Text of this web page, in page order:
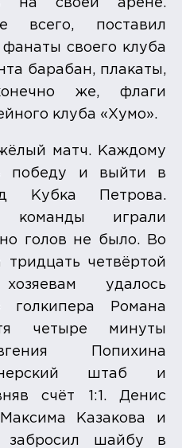
на своей арене.
всего, поставил
своего клуба
барабан, плакаты,
же, флаги
клуба «Хумо».
матч. Каждому
победу и выйти в
Кубка Петрова.
команды играли
голов не было. Во
четвёртой
удалось
голкипера Романа
четыре минуты
Попихина
штаб и
счёт 1:1. Денис
Казакова и
забросил шайбу в